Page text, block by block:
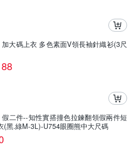
加大碼上衣 多色素面V領長袖針織衫(3尺
假二件--知性實搭撞色拉鍊翻領假兩件短
(黑.綠M-3L)-U754眼圈熊中大尺碼